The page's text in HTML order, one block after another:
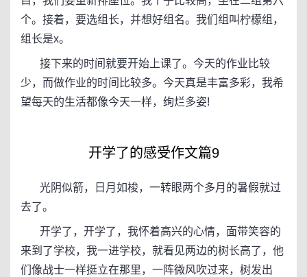
个。接着，要选组长，并想好组名。我们组叫柠檬组，
组长是x。
接下来的时间就要开始上课了。今天的作业比较
少，而做作业的时间比较多。今天真是丰富多彩，我希
望每天的生活都像今天一样，绚烂多姿!
开学了的感受作文篇9
光阴似箭，日月如梭，一转眼两个多月的暑假就过
去了。
开学了，开学了，我怀着高兴的心情，面带笑容的
来到了学校，我一进学校，就看见两边的树长高了，他
们像战士一样挺立在那里，一阵微风吹过来，树发出